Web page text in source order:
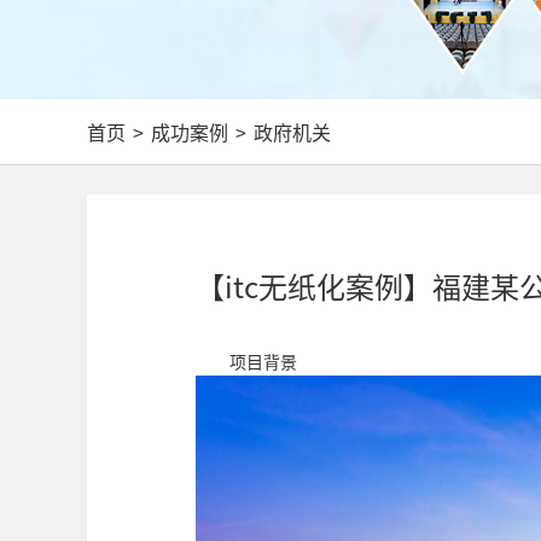
首页 > 成功案例 > 政府机关
【itc无纸化案例】福建某
项目背景